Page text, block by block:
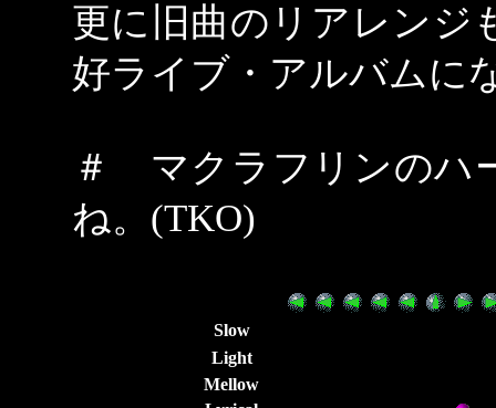
更に旧曲のリアレンジ
好ライブ・アルバムに
＃ マクラフリンのハ
ね。(TKO)
Slow
Light
Mellow